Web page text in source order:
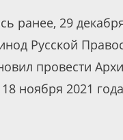
ранее, 29
Русской
провести
ноября 2021